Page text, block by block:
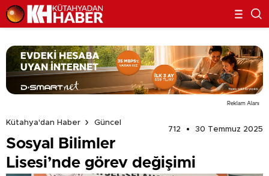
Reklam Alanı
Kütahya'dan Haber
Güncel
712
30 Temmuz 2025
Sosyal Bilimler
Lisesi’nde görev değişimi